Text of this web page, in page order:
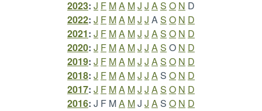
2023: J F MA MJ J AS O N D
2022: J F MA MJ J AS O N D
2021: J F MA MJ J AS O N D
2020: J F MA MJ J AS O N D
2019: J F MA MJ J AS O N D
2018: J F MA MJ J AS O N D
2017: J F MA MJ J AS O N D
2016: J F MA MJ J AS O N D